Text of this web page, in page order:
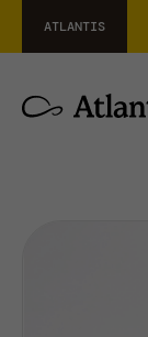
ATLANTIS